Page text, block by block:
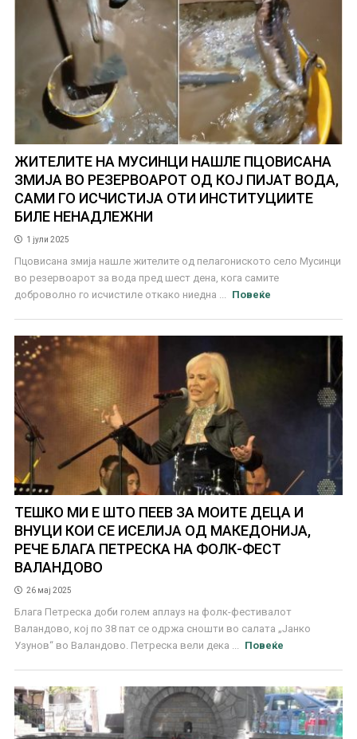
ЖИТЕЛИТЕ НА МУСИНЦИ НАШЛЕ ПЦОВИСАНА
ЗМИЈА ВО РЕЗЕРВОАРОТ ОД КОЈ ПИЈАТ ВОДА,
САМИ ГО ИСЧИСТИЈА ОТИ ИНСТИТУЦИИТЕ
БИЛЕ НЕНАДЛЕЖНИ
1 јули 2025
Пцовисана змија нашле жителите од пелагониското село Мусинци
во резервоарот за вода пред шест дена, кога самите
доброволно го исчистиле откако ниедна ...
Повеќе
ТЕШКО МИ Е ШТО ПЕЕВ ЗА МОИТЕ ДЕЦА И
ВНУЦИ КОИ СЕ ИСЕЛИЈА ОД МАКЕДОНИЈА,
РЕЧЕ БЛАГА ПЕТРЕСКА НА ФОЛК-ФЕСТ
ВАЛАНДОВО
26 мај 2025
Блага Петреска доби голем аплауз на фолк-фестивалот
Валандово, кој по 38 пат се одржа сношти во салата „Јанко
Узунов“ во Валандово. Петреска вели дека ...
Повеќе